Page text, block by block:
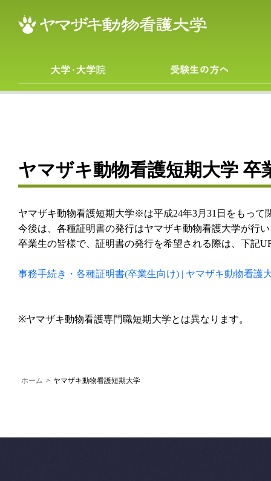
ヤマザキ動物看護短期大学 卒
ヤマザキ動物看護短期大学※は平成24年3月31日をもって
今後は、各種証明書の発行はヤマザキ動物看護大学が行
卒業生の皆様で、証明書の発行を希望される際は、下記
事務手続き・各種証明書(卒業生向け) | ヤマザキ動物看護大
※ヤマザキ動物看護専門職短期大学とは異なります。
ホーム > ヤマザキ動物看護短期大学